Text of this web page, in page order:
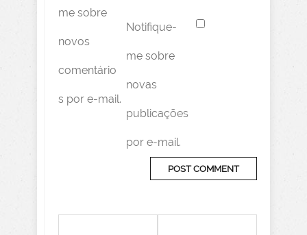
me sobre
novos
comentário
s por e-mail.
Notifique-
me sobre
novas
publicações
por e-mail.